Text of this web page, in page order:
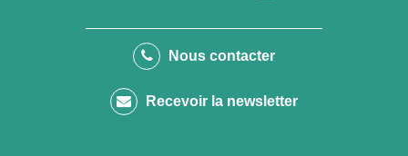
le
Facebook
le
Twitter
le
Instagram
Youtube
Nous contacter
Recevoir la newsletter